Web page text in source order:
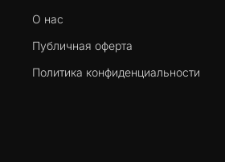
О нас
Публичная оферта
Политика конфиденциальности